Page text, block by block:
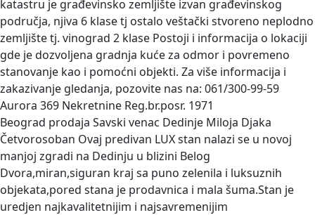
katastru je građevinsko zemljište izvan građevinskog
područja, njiva 6 klase tj ostalo veštački stvoreno neplodno
zemljište tj. vinograd 2 klase Postoji i informacija o lokaciji
gde je dozvoljena gradnja kuće za odmor i povremeno
stanovanje kao i pomoćni objekti. Za više informacija i
zakazivanje gledanja, pozovite nas na: 061/300-99-59
Aurora 369 Nekretnine Reg.br.posr. 1971
Beograd prodaja Savski venac Dedinje Miloja Djaka
Četvorosoban Ovaj predivan LUX stan nalazi se u novoj
manjoj zgradi na Dedinju u blizini Belog
Dvora,miran,siguran kraj sa puno zelenila i luksuznih
objekata,pored stana je prodavnica i mala šuma.Stan je
uredjen najkavalitetnijim i najsavremenijim